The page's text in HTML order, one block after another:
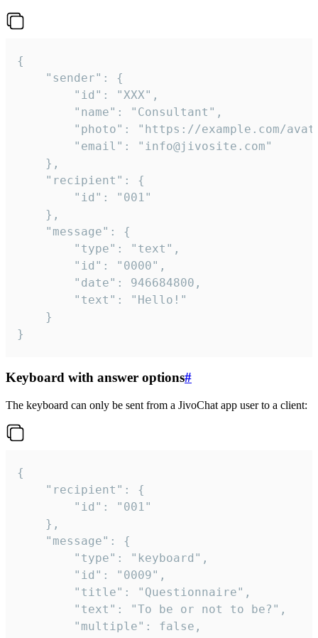
{
}
Keyboard with answer options#
The keyboard can only be sent from a JivoChat app user to a client:
{